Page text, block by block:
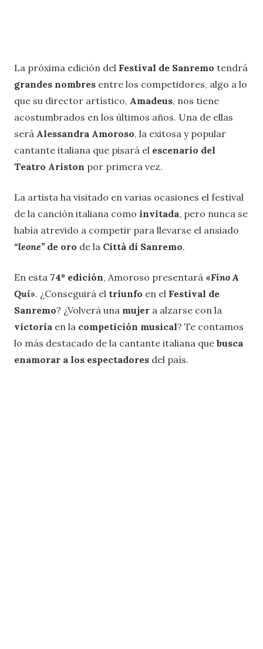
La próxima edición del Festival de Sanremo tendrá
grandes nombres entre los competidores, algo a lo
que su director artístico, Amadeus, nos tiene
acostumbrados en los últimos años. Una de ellas
será Alessandra Amoroso, la exitosa y popular
cantante italiana que pisará el escenario del
Teatro Ariston por primera vez.
La artista ha visitado en varias ocasiones el festival
de la canción italiana como invitada, pero nunca se
había atrevido a competir para llevarse el ansiado
“leone” de oro de la Città di Sanremo.
En esta 74º edición, Amoroso presentará «Fino A
Qui». ¿Conseguirá el triunfo en el Festival de
Sanremo? ¿Volverá una mujer a alzarse con la
victoria en la competición musical? Te contamos
lo más destacado de la cantante italiana que busca
enamorar a los espectadores del país.